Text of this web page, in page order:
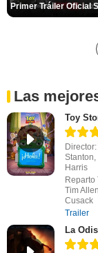
Las
Toy
Stanton,
Harris
Reparto
Tim
Cusack
Trailer
La